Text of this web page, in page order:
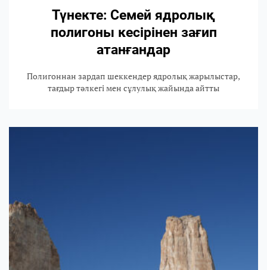
Түнекте: Семей ядролық
полигоны кесірінен зағип
атанғандар
Полигоннан зардап шеккендер ядролық жарылыстар,
тағдыр тәлкегі мен сұлулық жайында айтты